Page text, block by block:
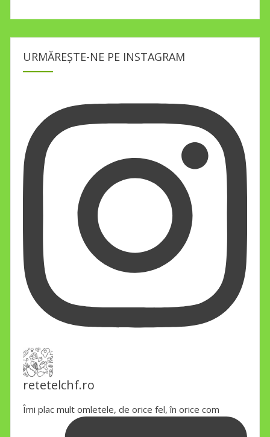
URMĂREȘTE-NE PE INSTAGRAM
retetelchf.ro
Îmi plac mult omletele, de orice fel, în orice com